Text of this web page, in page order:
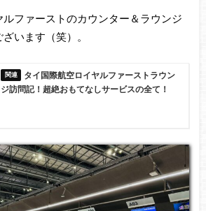
ファーストのカウンター＆ラウンジ
います（笑）。
タイ国際航空ロイヤルファーストラウン
ジ訪問記！超絶おもてなしサービスの全て！